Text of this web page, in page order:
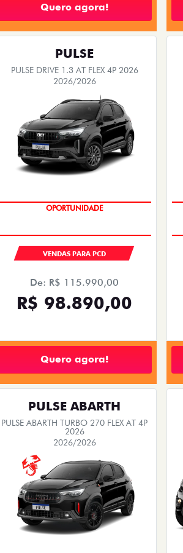
Quero agora!
PULSE
PULSE DRIVE 1.3 AT FLEX 4P 2026
2026/2026
OPORTUNIDADE
VENDAS PARA PCD
De: R$ 115.990,00
R$ 98.890,00
Quero agora!
PULSE ABARTH
PULSE ABARTH TURBO 270 FLEX AT 4P
2026
2026/2026